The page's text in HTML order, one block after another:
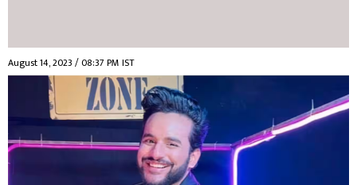
August 14, 2023 / 08:37 PM IST